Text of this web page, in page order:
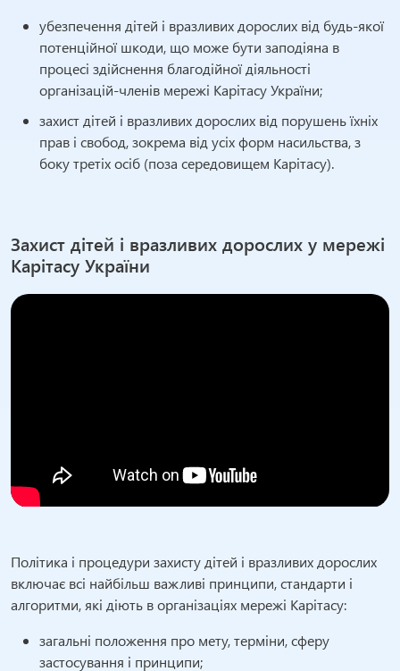
убезпечення дітей і вразливих дорослих від будь-якої
потенційної шкоди, що може бути заподіяна в
процесі здійснення благодійної діяльності
організацій-членів мережі Карітасу України;
захист дітей і вразливих дорослих від порушень їхніх
прав і свобод, зокрема від усіх форм насильства, з
боку третіх осіб (поза середовищем Карітасу).
Захист дітей і вразливих дорослих у мережі
Карітасу України
Політика і процедури захисту дітей і вразливих дорослих
включає всі найбільш важливі принципи, стандарти і
алгоритми, які діють в організаціях мережі Карітасу:
загальні положення про мету, терміни, сферу
застосування і принципи;